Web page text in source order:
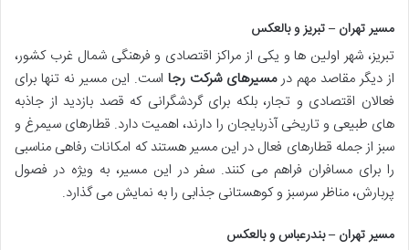
مسیر تهران – تبریز و بالعکس
تبریز، شهر اولین ها و یکی از مراکز اقتصادی و فرهنگی شمال غرب کشور،
از دیگر مقاصد مهم درمسیرهای شرکت رجا است. این مسیر نه تنها برای
فعالان اقتصادی و تجار، بلکه برای گردشگرانی که قصد بازدید از جاذبه
های طبیعی و تاریخی آذربایجان را دارند، اهمیت دارد. قطارهای سیمرغ و
سبز از جمله قطارهای فعال در این مسیر هستند که امکانات رفاهی مناسبی
را برای مسافران فراهم می کنند. سفر در این مسیر، به ویژه در فصول
پربارش، مناظر سرسبز و کوهستانی جذابی را به نمایش می گذارد.
مسیر تهران – بندرعباس و بالعکس